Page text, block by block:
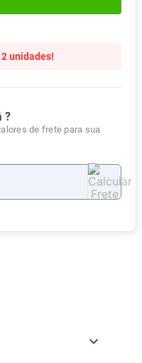
unidades!
?
de frete para sua